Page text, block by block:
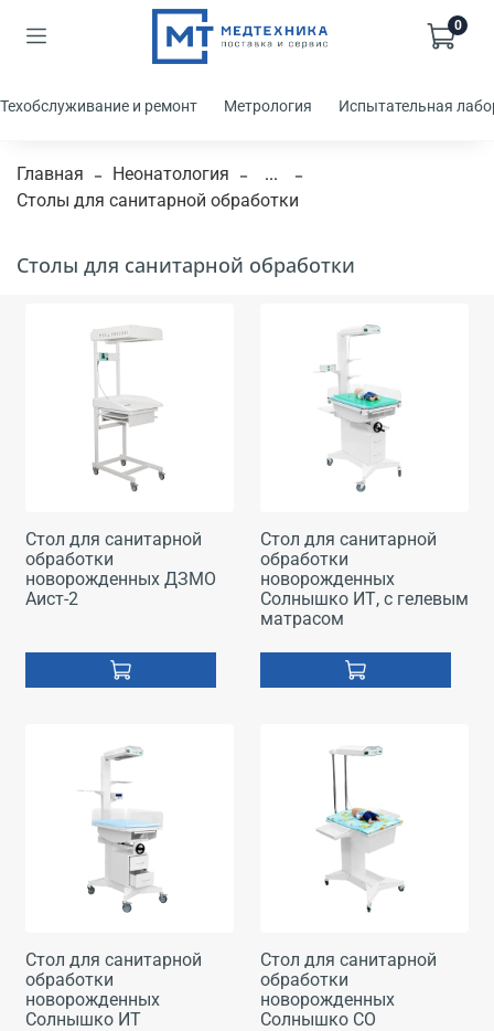
0
Техобслуживание и ремонт Метрология Испытательная
Главная Неонатология
...
Столы для санитарной обработки
Столы для санитарной обработки
Стол для санитарной
обработки
новорожденных ДЗМО
Аист-2
Стол для санитарной
обработки
новорожденных
Солнышко ИТ, с гелевым
матрасом
Стол для санитарной
обработки
новорожденных
Солнышко ИТ
Стол для санитарной
обработки
новорожденных
Солнышко СО